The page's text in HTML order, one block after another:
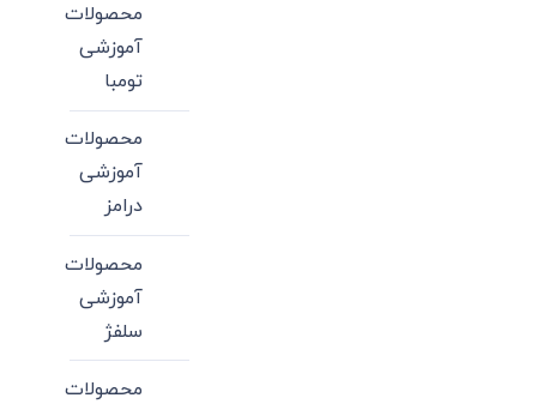
محصولات
آموزشی
تومبا
محصولات
آموزشی
درامز
محصولات
آموزشی
سلفژ
محصولات